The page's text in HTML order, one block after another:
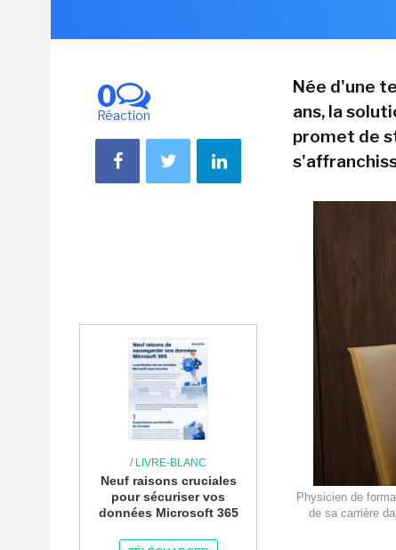
0
Réaction
/ LIVRE-BLANC
Neuf raisons cruciales
pour sécuriser vos
données Microsoft 365
Née d'une
ans, la
promet de
Physicien de
de sa carrière